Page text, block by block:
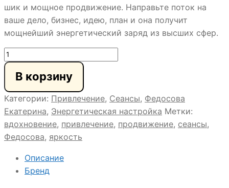
шик и мощное продвижение. Направьте поток на
ваше дело, бизнес, идею, план и она получит
мощнейший энергетический заряд из высших сфер.
Количество
товара
Магия
Гламура
В корзину
Категории: Привлечение, Сеансы, Федосова
Екатерина, Энергетическая настройка Метки:
вдохновение, привлечение, продвижение, сеансы,
Федосова, яркость
Описание
Бренд